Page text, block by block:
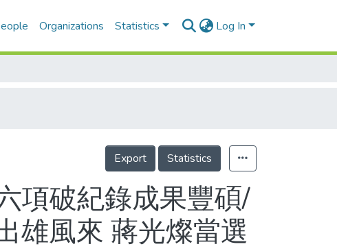
Organizations Statistics Log In
Export Statistics
項破紀錄成果豐碩/
雄風來 蔣光燦當選